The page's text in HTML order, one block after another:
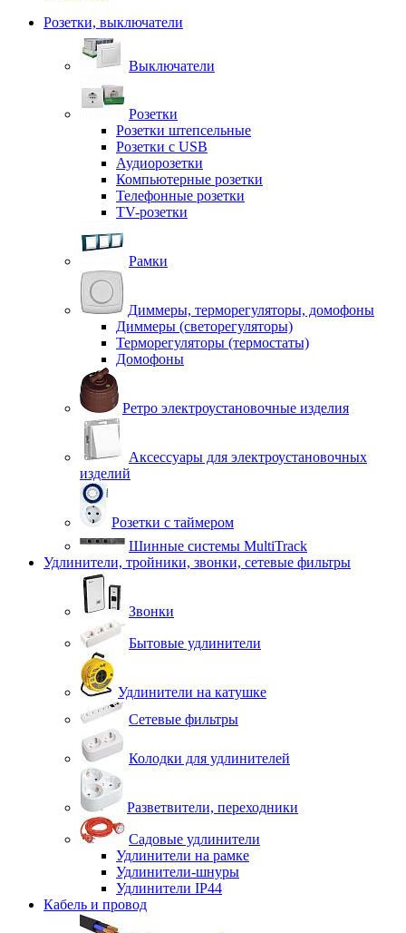
Розетки, выключатели
Выключатели
Розетки
Розетки штепсельные
Розетки с USB
Аудиорозетки
Компьютерные розетки
Телефонные розетки
TV-розетки
Рамки
Диммеры, терморегуляторы, домофоны
Диммеры (светорегуляторы)
Терморегуляторы (термостаты)
Домофоны
Ретро электроустановочные изделия
Аксессуары для электроустановочных
изделий
Розетки с таймером
Шинные системы MultiTrack
Удлинители, тройники, звонки, сетевые фильтры
Звонки
Бытовые удлинители
Удлинители на катушке
Сетевые фильтры
Колодки для удлинителей
Разветвители, переходники
Садовые удлинители
Удлинители на рамке
Удлинители-шнуры
Удлинители IP44
Кабель и провод